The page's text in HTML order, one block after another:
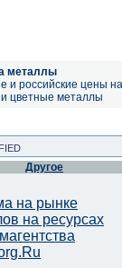
металлы
и российские цены на
цветные металлы
Другое
на рынке
на ресурсах